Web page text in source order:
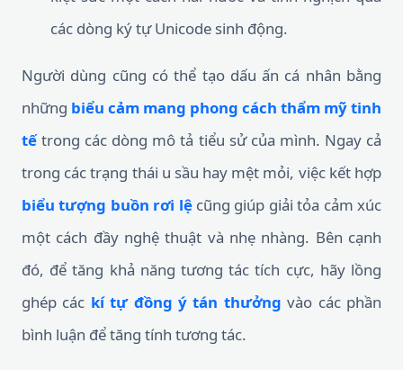
các dòng ký tự Unicode sinh động.
Người dùng cũng có thể tạo dấu ấn cá nhân bằng
những biểu cảm mang phong cách thẩm mỹ tinh
tếtrong các dòng mô tả tiểu sử của mình. Ngay cả
trong các trạng thái u sầu hay mệt mỏi, việc kết hợp
biểu tượng buồn rơi lệcũng giúp giải tỏa cảm xúc
một cách đầy nghệ thuật và nhẹ nhàng. Bên cạnh
đó, để tăng khả năng tương tác tích cực, hãy lồng
ghép các kí tự đồng ý tán thưởng vào các phần
bình luận để tăng tính tương tác.